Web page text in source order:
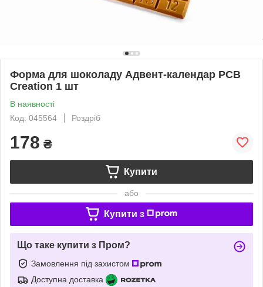
Форма для шоколаду Адвент-календар PCB
Creation 1 шт
В наявності
Код: 045564
Роздріб
178 ₴
Купити
або
Купити з
Що таке купити з Пром?
Замовлення під захистом
Доступна доставка